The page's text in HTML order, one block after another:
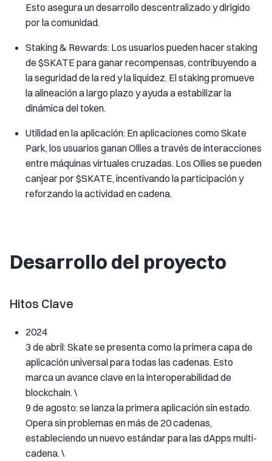
Esto asegura un desarrollo descentralizado y dirigido
por la comunidad.
Staking & Rewards: Los usuarios pueden hacer staking
de $SKATE para ganar recompensas, contribuyendo a
la seguridad de la red y la liquidez. El staking promueve
la alineación a largo plazo y ayuda a estabilizar la
dinámica del token.
Utilidad en la aplicación: En aplicaciones como Skate
Park, los usuarios ganan Ollies a través de interacciones
entre máquinas virtuales cruzadas. Los Ollies se pueden
canjear por $SKATE, incentivando la participación y
reforzando la actividad en cadena.
Desarrollo del proyecto
Hitos Clave
2024
3 de abril: Skate se presenta como la primera capa de
aplicación universal para todas las cadenas. Esto
marca un avance clave en la interoperabilidad de
blockchain. \
9 de agosto: se lanza la primera aplicación sin estado.
Opera sin problemas en más de 20 cadenas,
estableciendo un nuevo estándar para las dApps multi-
cadena. \